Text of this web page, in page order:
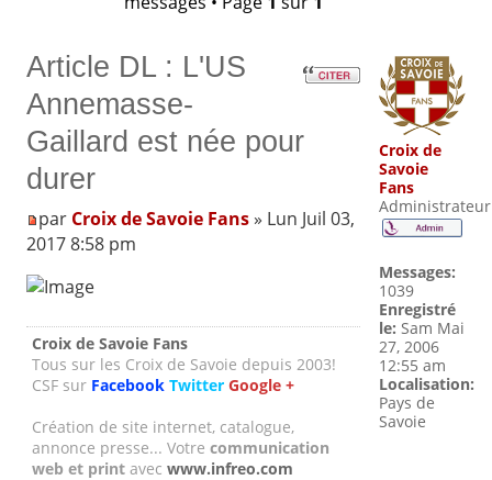
Article DL : L'US
Annemasse-
Gaillard est née pour
durer
par Croix de Savoie Fans» Lun Juil 03,
2017 8:58 pm
Croix de Savoie Fans
Tous sur les Croix de Savoie depuis 2003!
CSF sur Facebook Twitter Google +
Création de site internet, catalogue,
annonce presse... Votrecommunication
web et print avecwww.infreo.com
Croix de
Savoie
Fans
Administrateur
Messages:
1039
Enregistré
le: Sam Mai
27, 2006
12:55 am
Localisation:
Pays de
Savoie